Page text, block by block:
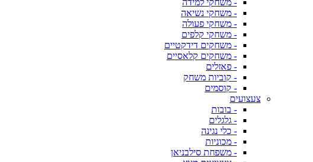
- משחקי למידה
- משחקי נשיאה
- משחקי פעולה
- משחקי קלפים
- משחקים דידקטיים
- משחקים קלאסיים
- פאזלים
- קוביות משחק
- קוסמים
צעצועים
- בובות
- גלגלים
- כלי נגינה
- מכוניות
- משפחת סילבניאן